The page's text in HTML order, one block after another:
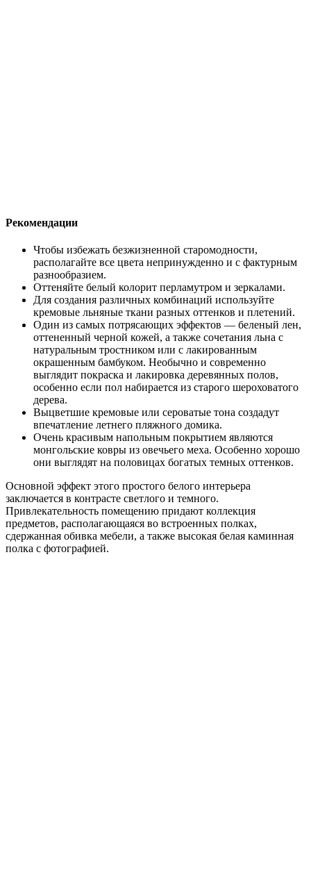
Рекомендации
Чтобы избежать безжизненной старомодности,
располагайте все цвета непринужденно и с фактурным
разнообразием.
Оттеняйте белый колорит перламутром и зеркалами.
Для создания различных комбинаций используйте
кремовые льняные ткани разных оттенков и плетений.
Один из самых потрясающих эффектов — беленый лен,
оттененный черной кожей, а также сочетания льна с
натуральным тростником или с лакированным
окрашенным бамбуком. Необычно и современно
выглядит покраска и лакировка деревянных полов,
особенно если пол набирается из старого шероховатого
дерева.
Выцветшие кремовые или сероватые тона создадут
впечатление летнего пляжного домика.
Очень красивым напольным покрытием являются
монгольские ковры из овечьего меха. Особенно хорошо
они выглядят на половицах богатых темных оттенков.
Основной эффект этого простого белого интерьера
заключается в контрасте светлого и темного.
Привлекательность помещению придают коллекция
предметов, располагающаяся во встроенных полках,
сдержанная обивка мебели, а также высокая белая каминная
полка с фотографией.